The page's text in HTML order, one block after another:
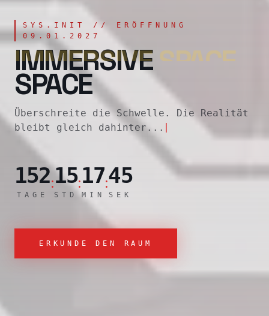
SYS.INIT // ERÖFFNUNG
09.01.2027
IMMERSIVE
SPACE
Überschreite die Schwelle. Die Realität
bleibt gleich dahinter...
152
TAGE
:15
STD
:17
MIN
:44
SEK
ERKUNDE DEN RAUM